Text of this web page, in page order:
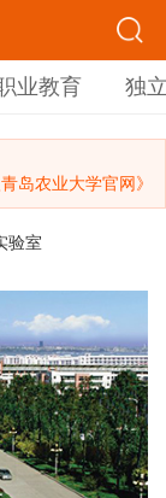
业教育 独
岛农业大学官网》
验室